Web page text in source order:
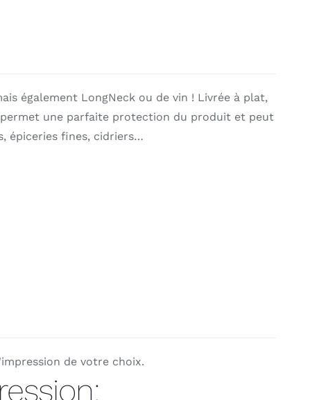
également LongNeck ou de vin ! Livrée à plat,
une parfaite protection du produit et peut
épiceries fines, cidriers…
de votre choix.